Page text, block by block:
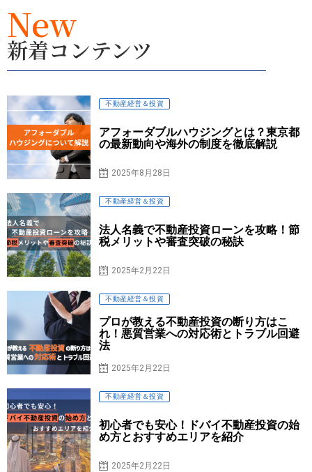
New
新着コンテンツ
不動産経営＆投資
アフォーダブルハウジングとは？東京都
の最新動向や海外の制度を徹底解説
2025年8月28日
不動産経営＆投資
法人名義で不動産投資ローンを攻略！節
税メリットや審査突破の秘訣
2025年2月22日
不動産経営＆投資
プロが教える不動産投資の断り方はこ
れ！悪質営業への対応術とトラブル回避
法
2025年2月22日
不動産経営＆投資
初心者でも安心！ドバイ不動産投資の始
め方とおすすめエリアを紹介
2025年2月22日